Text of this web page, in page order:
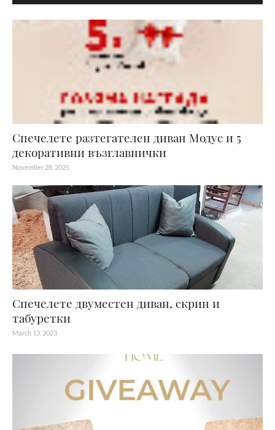
Спечелете разтегателен диван Модус и 5
декоративни възглавнички
November 28, 2025
Спечелете двуместен диван, скрин и
табуретки
March 13, 2023